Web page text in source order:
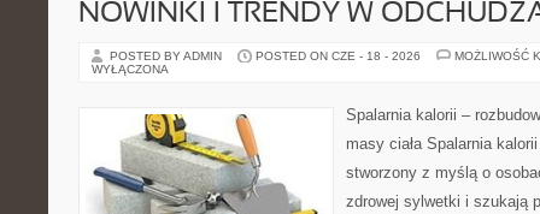
NOWINKI I TRENDY W
POSTED BY ADMIN POSTED ON CZE - 18 - 2026
MOŻLIWOŚĆ
WYŁĄCZONA
Spalarnia kalorii –
masy ciała Spalarnia
stworzony z myślą o
zdrowej sylwetki i szukają